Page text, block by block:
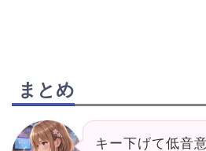
まとめ
キー下げて低音